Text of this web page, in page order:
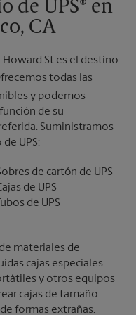
de UPS® en
CA
Howard St es el destino
todas las
y podemos
de su
Suministramos
UPS:
de cartón de UPS
de UPS
Tubos de UPS
materiales de
cajas especiales
y otros equipos
cajas de tamaño
formas extrañas.